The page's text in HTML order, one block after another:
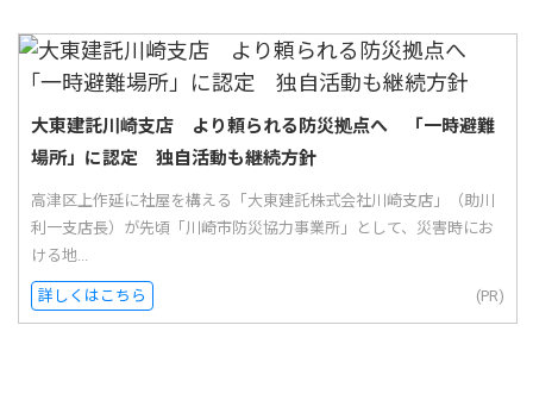
大東建託川崎支店 より頼られる防災拠点へ 「一時避難
場所」に認定 独自活動も継続方針
高津区上作延に社屋を構える「大東建託株式会社川崎支店」（助川
利一支店長）が先頃「川崎市防災協力事業所」として、災害時にお
ける地...
詳しくはこちら (PR)